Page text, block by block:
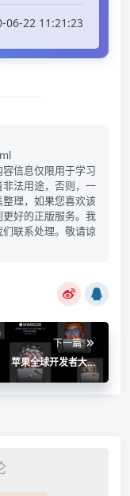
06-22 11:21:23
信息仅限用于学习
法用途，否则，一
理，如果您喜欢该
好的正版服务。我
联系处理。敬请谅
下一篇
苹果全球开发者大会
WWDC2020